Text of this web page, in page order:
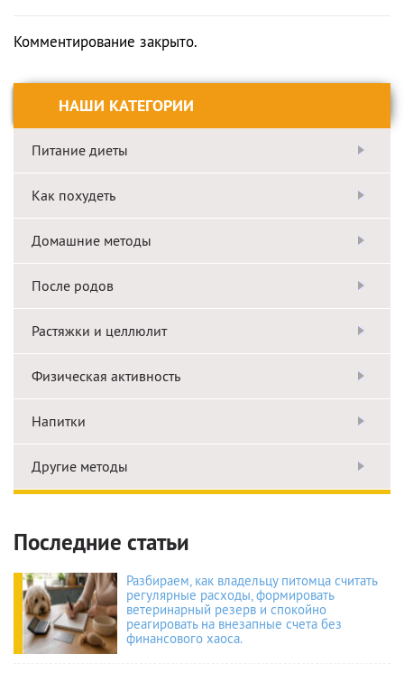
НАШИ КАТЕГОРИИ
Питание диеты
Как похудеть
Домашние методы
После родов
Растяжки и целлюлит
Физическая активность
Напитки
Другие методы
Последние статьи
Разбираем, как владельцу питомца считать
регулярные расходы, формировать
ветеринарный резерв и спокойно
реагировать на внезапные счета без
финансового хаоса.
Комментирование закрыто.